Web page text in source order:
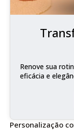
Renove sua
eficácia e
Personalização